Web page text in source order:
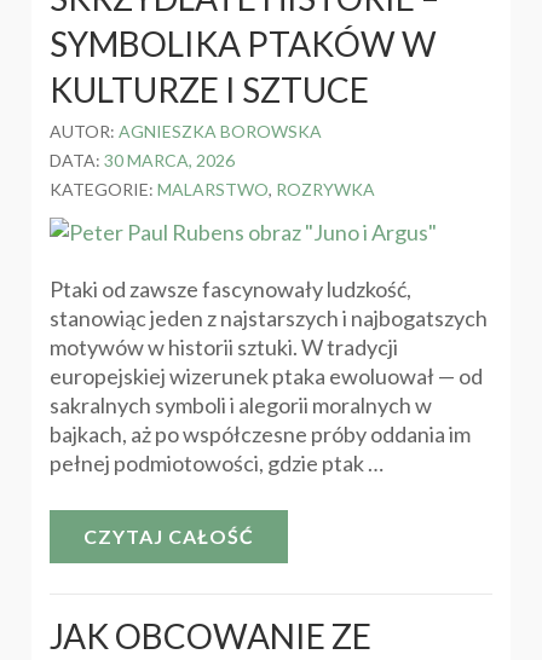
SYMBOLIKA PTAKÓW W
KULTURZE I SZTUCE
AUTOR: AGNIESZKA BOROWSKA
DATA: 30 MARCA, 2026
KATEGORIE: MALARSTWO, ROZRYWKA
Ptaki od zawsze fascynowały ludzkość,
stanowiąc jeden z najstarszych i najbogatszych
motywów w historii sztuki. W tradycji
europejskiej wizerunek ptaka ewoluował — od
sakralnych symboli i alegorii moralnych w
bajkach, aż po współczesne próby oddania im
pełnej podmiotowości, gdzie ptak …
CZYTAJ CAŁOŚĆ
JAK OBCOWANIE ZE